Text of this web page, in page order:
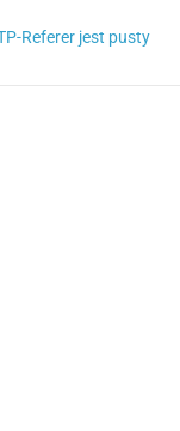
Referer jest pusty